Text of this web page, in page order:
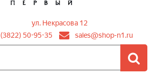
ул. Некрасова 12
(3822) 50-95-35
sales@shop-n1.ru